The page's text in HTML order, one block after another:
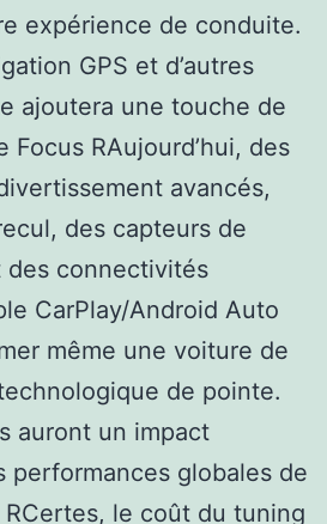
expérience de conduite.
GPS et d’autres
ajoutera une touche de
Focus RAujourd’hui, des
avancés,
des capteurs de
connectivités
CarPlay/Android Auto
même une voiture de
de pointe.
auront un impact
performances globales de
le coût du tuning